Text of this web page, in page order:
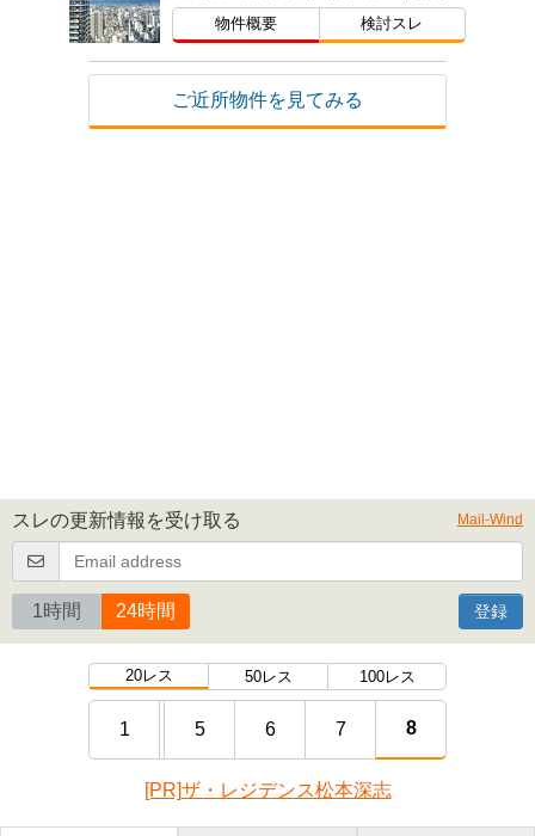
物件概要 検討スレ
ご近所物件を見てみる
スレの更新情報を受け取る Mail-Wind
1時間 24時間 登録
20レス 50レス 100レス
1 5 6 7 8
[PR]ザ・レジデンス松本深志